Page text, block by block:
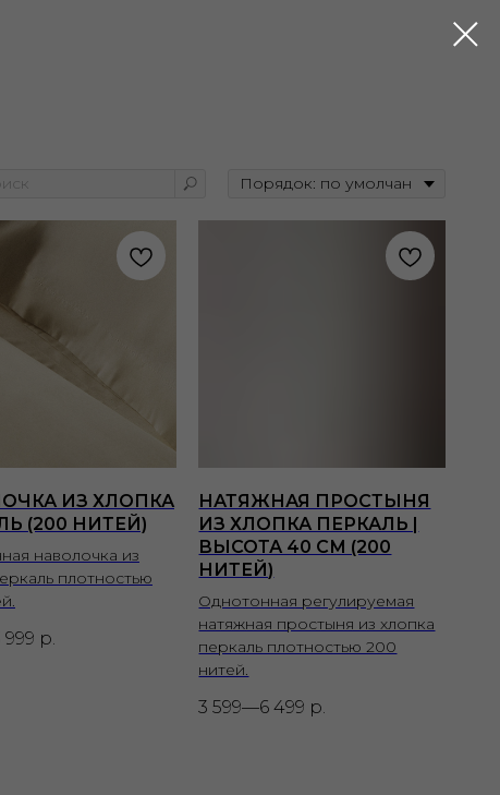
ИЗ ХЛОПКА
(200 НИТЕЙ)
наволочка из
плотностью
р.
НАТЯЖНАЯ ПРОСТЫНЯ
ИЗ ХЛОПКА ПЕРКАЛЬ |
ВЫСОТА 40 СМ (200
НИТЕЙ)
Однотонная регулируемая
натяжная простыня из хлопка
перкаль плотностью 200
нитей.
3 599—6 499 р.